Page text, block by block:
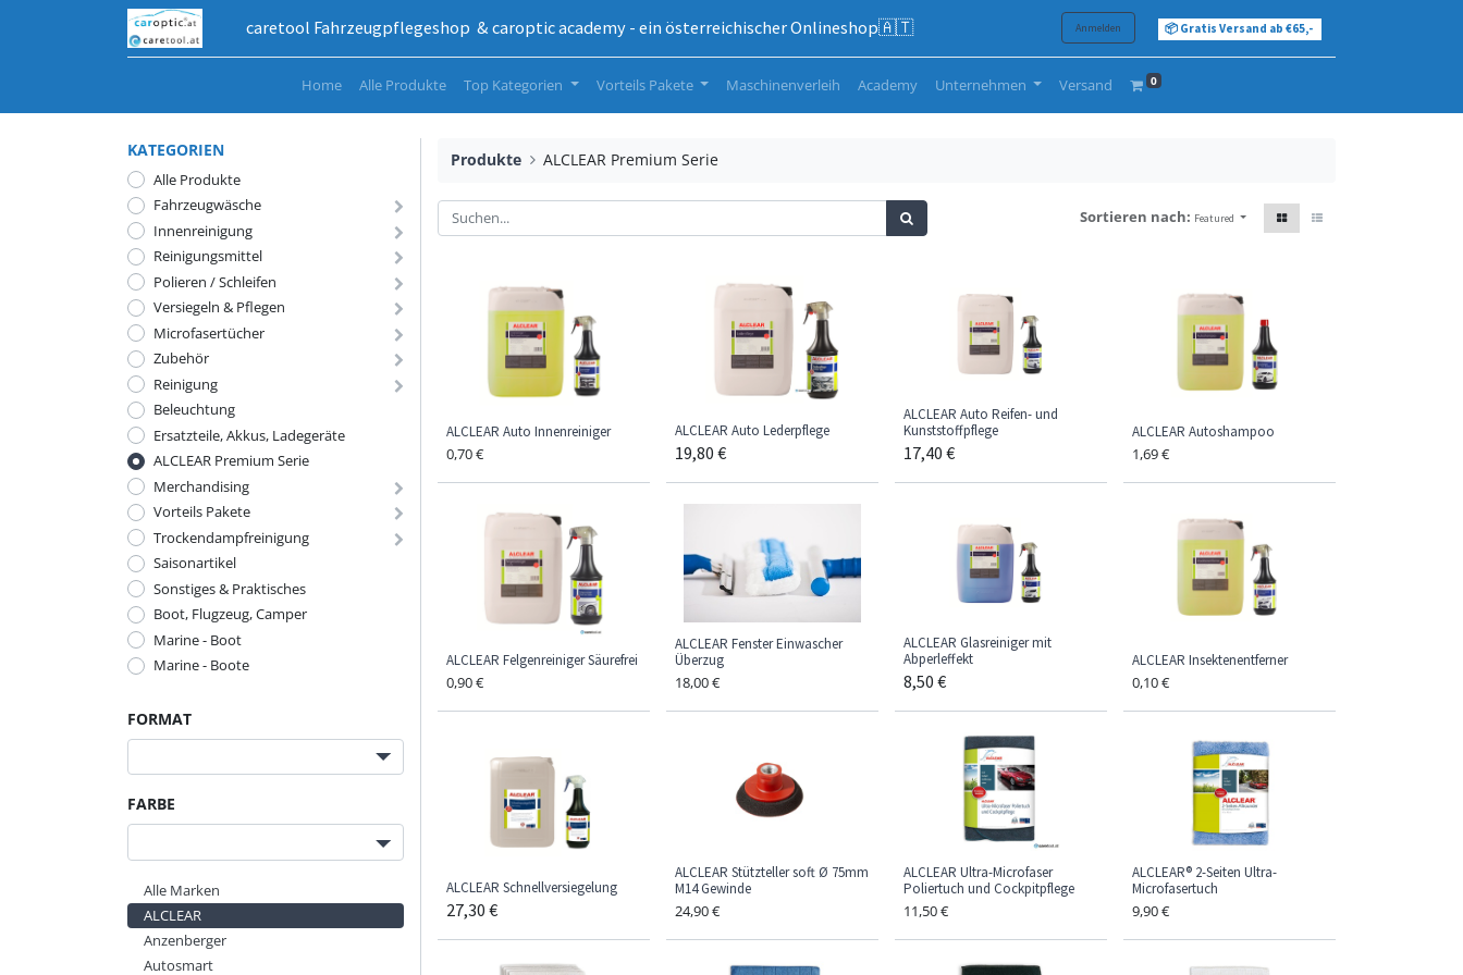
caretool Fahrzeugpflegeshop & caroptic academy - ein österreichischer Onlineshop🇦🇹 Anmelden 📦 Gratis Versand ab €65,-
Home Alle Produkte Top Kategorien Vorteils Pakete Maschinenverleih Academy Unternehmen Versand 0
KATEGORIEN
Alle Produkte
Fahrzeugwäsche
Innenreinigung
Reinigungsmittel
Polieren / Schleifen
Versiegeln & Pflegen
Microfasertücher
Zubehör
Reinigung
Beleuchtung
Ersatzteile, Akkus, Ladegeräte
ALCLEAR Premium Serie
Merchandising
Vorteils Pakete
Trockendampfreinigung
Saisonartikel
Sonstiges & Praktisches
Boot, Flugzeug, Camper
Marine - Boot
Marine - Boote
FORMAT
FARBE
Alle Marken
ALCLEAR
Anzenberger
Autosmart
Produkte ALCLEAR Premium Serie
Sortieren nach: Featured
ALCLEAR Auto Innenreiniger
0,70€
ALCLEAR Auto Lederpflege
19,80 €
ALCLEAR Auto Reifen- und
Kunststoffpflege
17,40 €
ALCLEAR Autoshampoo
1,69€
ALCLEAR Felgenreiniger Säurefrei
0,90€
ALCLEAR Fenster Einwascher
Überzug
18,00€
ALCLEAR Glasreiniger mit
Abperleffekt
8,50 €
ALCLEAR Insektenentferner
0,10€
ALCLEAR Schnellversiegelung
27,30 €
ALCLEAR Stützteller soft Ø 75mm
M14 Gewinde
24,90€
ALCLEAR Ultra-Microfaser
Poliertuch und Cockpitpflege
11,50€
ALCLEAR® 2-Seiten Ultra-
Microfasertuch
9,90€